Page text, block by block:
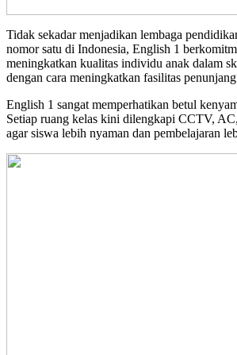
Tidak sekadar menjadikan lembaga
nomor satu di Indonesia, English 1
meningkatkan kualitas individu anak dalam
dengan cara meningkatkan fasilitas
English 1 sangat memperhatikan betul
Setiap ruang kelas kini dilengkapi CCTV,
agar siswa lebih nyaman dan pembelajaran